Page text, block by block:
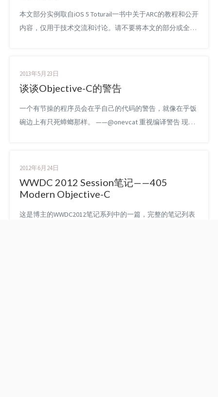
本文部分实例取自iOS 5 Toturail一书中关于ARC的教程和公开
内容，仅用于技术交流和讨论。请不要将本文的部分或全部
中内存管理的Reference Counting...
2013年5月23日
谈谈Objective-C的警告
一个有节操的程序员会在乎自己的代码的警告，就像在乎饭
碗边上有只死蟑螂那样。 ——@onevcat 重视编译警告 现在
在，对于Objective-C来说特别如此。Clang不仅对于明显的
错误能够提出警告（比如某方法或者接口未实现...
2012年6月24日
WWDC 2012 Session笔记——405
Modern Objective-C
这是博主的WWDC2012笔记系列中的一篇，完整的笔记列表